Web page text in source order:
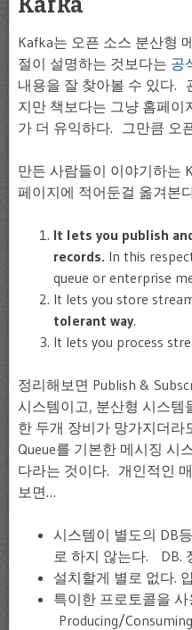
Kafka는 오픈 소스 분산형
절이 설명하는 것보다는 공
내용을 잘 찾아볼 수 있다.
지만 책보다는 그냥 홈페이
가 더 유익하다. 그만큼 오
만든 사람들이 이야기하는
페이지에 적어둔걸 옮겨본
It lets you publish
records. In this
queue or enterprise
It lets you store
tolerant way.
It lets you process
정리해보면 Publish &
시스템이고, 분산형 시스템
한 두개 장비가 망가지더라
Queue를 기본한 메시징 시
다라는 것이다. 개인적인
보면…
시스템이 별도의 DB
로 하지 않는다. DB.
설치할게 별로 없다.
특이한 프로토콜을
Producing/